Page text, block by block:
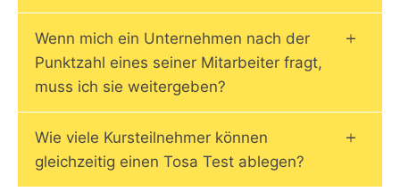
Wenn mich ein Unternehmen nach der
Punktzahl eines seiner Mitarbeiter fragt,
muss ich sie weitergeben?
Wie viele Kursteilnehmer können
gleichzeitig einen Tosa Test ablegen?